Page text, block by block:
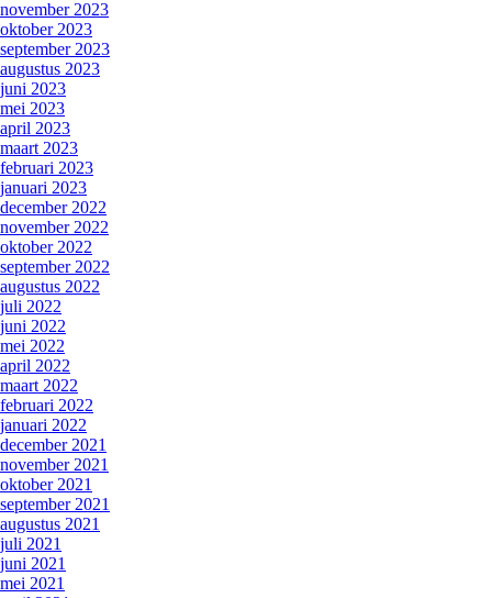
november 2023
oktober 2023
september 2023
augustus 2023
juni 2023
mei 2023
april 2023
maart 2023
februari 2023
januari 2023
december 2022
november 2022
oktober 2022
september 2022
augustus 2022
juli 2022
juni 2022
mei 2022
april 2022
maart 2022
februari 2022
januari 2022
december 2021
november 2021
oktober 2021
september 2021
augustus 2021
juli 2021
juni 2021
mei 2021